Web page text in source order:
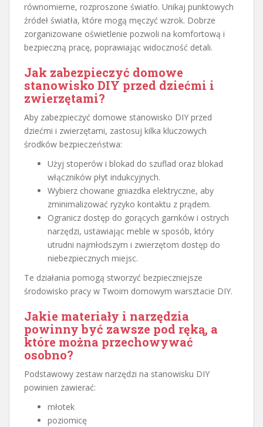
równomierne, rozproszone światło. Unikaj punktowych
źródeł światła, które mogą męczyć wzrok. Dobrze
zorganizowane oświetlenie pozwoli na komfortową i
bezpieczną pracę, poprawiając widoczność detali.
Jak zabezpieczyć domowe
stanowisko DIY przed dziećmi i
zwierzętami?
Aby zabezpieczyć domowe stanowisko DIY przed
dziećmi i zwierzętami, zastosuj kilka kluczowych
środków bezpieczeństwa:
Użyj stoperów i blokad do szuflad oraz blokad
włączników płyt indukcyjnych.
Wybierz chowane gniazdka elektryczne, aby
zminimalizować ryzyko kontaktu z prądem.
Ogranicz dostęp do gorących garnków i ostrych
narzędzi, ustawiając meble w sposób, który
utrudni najmłodszym i zwierzętom dostęp do
niebezpiecznych miejsc.
Te działania pomogą stworzyć bezpieczniejsze
środowisko pracy w Twoim domowym warsztacie DIY.
Jakie materiały i narzędzia
powinny być zawsze pod ręką, a
które można przechowywać
osobno?
Podstawowy zestaw narzędzi na stanowisku DIY
powinien zawierać:
młotek
poziomicę